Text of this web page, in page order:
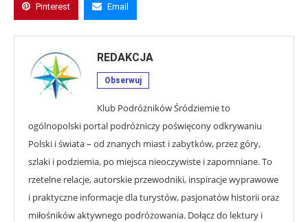
Pinterest Email
REDAKCJA
Obserwuj
Klub Podróżników Śródziemie to
ogólnopolski portal podróżniczy poświęcony odkrywaniu
Polski i świata – od znanych miast i zabytków, przez góry,
szlaki i podziemia, po miejsca nieoczywiste i zapomniane. To
rzetelne relacje, autorskie przewodniki, inspiracje wyprawowe
i praktyczne informacje dla turystów, pasjonatów historii oraz
miłośników aktywnego podróżowania. Dołącz do lektury i